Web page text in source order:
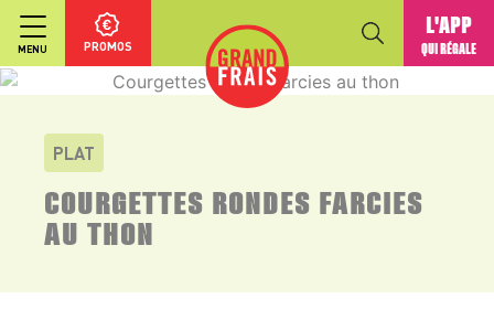
MENU PROMOS
L'APP
QUI RÉGALE
PLAT
COURGETTES RONDES FARCIES
AU THON